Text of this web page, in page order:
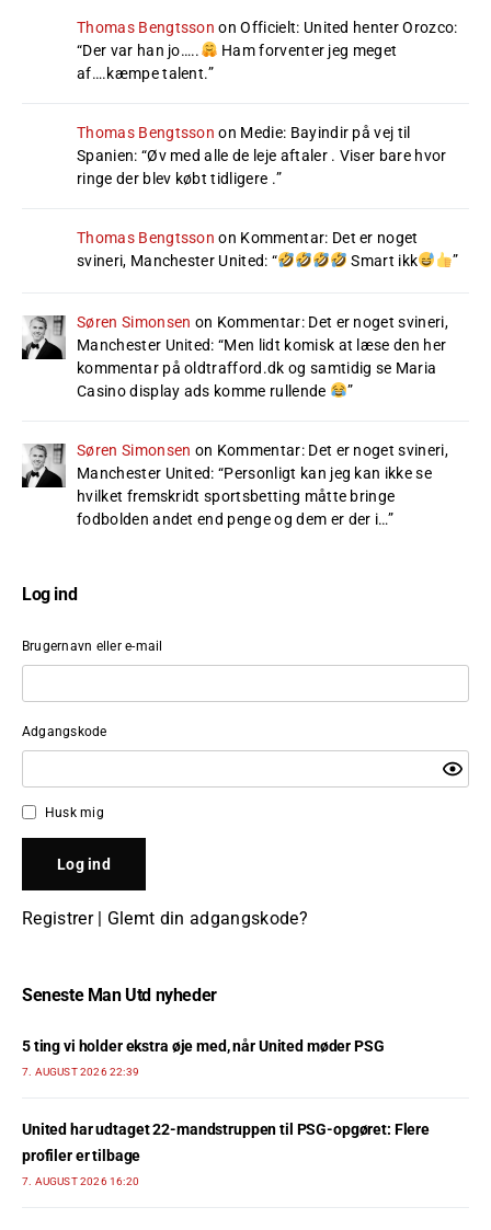
Thomas Bengtsson onOfficielt: United henter Orozco:
“Der var han jo…..
Ham forventer jeg meget
af….kæmpe talent.”
Thomas Bengtsson on Medie: Bayindir på vej til
Spanien: “Øv med alle de leje aftaler . Viser bare hvor
ringe der blev købt tidligere .”
Thomas Bengtsson on Kommentar: Det er noget
svineri, Manchester United: “ Smart ikk ”
Søren Simonsen on Kommentar: Det er noget svineri,
Manchester United: “Men lidt komisk at læse den her
kommentar på oldtrafford.dk og samtidig se Maria
Casino display ads komme rullende
”
Søren Simonsen on Kommentar: Det er noget svineri,
Manchester United: “Personligt kan jeg kan ikke se
hvilket fremskridt sportsbetting måtte bringe
fodbolden andet end penge og dem er der i…”
Log ind
Brugernavn eller e-mail
Adgangskode
Husk mig
Registrer| Glemt din adgangskode?
Seneste Man Utd nyheder
5 ting vi holder ekstra øje med, når United møder PSG
7. AUGUST 2026 22:39
United har udtaget 22-mandstruppen til PSG-opgøret: Flere
profiler er tilbage
7. AUGUST 2026 16:20